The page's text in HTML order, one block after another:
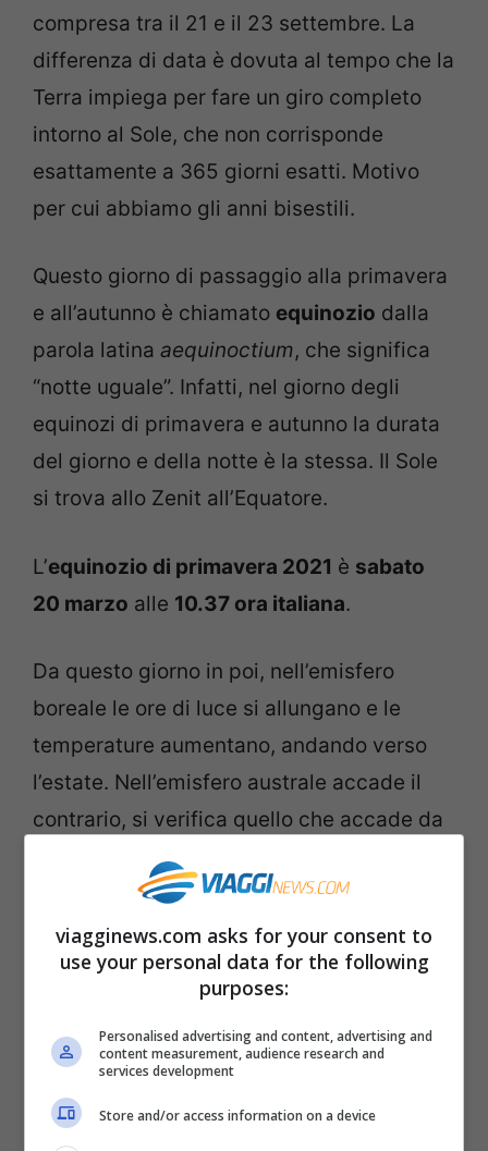
compresa tra il 21 e il 23 settembre. La
differenza di data è dovuta al tempo che la
Terra impiega per fare un giro completo
intorno al Sole, che non corrisponde
esattamente a 365 giorni esatti. Motivo
per cui abbiamo gli anni bisestili.
Questo giorno di passaggio alla primavera
e all’autunno è chiamato equinozio dalla
parola latina aequinoctium, che significa
“notte uguale”. Infatti, nel giorno degli
equinozi di primavera e autunno la durata
del giorno e della notte è la stessa. Il Sole
si trova allo Zenit all’Equatore.
L’equinozio di primavera 2021 è sabato
20 marzo alle 10.37 ora italiana.
Da questo giorno in poi, nell’emisfero
boreale le ore di luce si allungano e le
temperature aumentano, andando verso
l’estate. Nell’emisfero australe accade il
contrario, si verifica quello che accade da
noi con l’equinozio di autunno.
viagginews.com asks for your consent to
use your personal data for the following
purposes:
Personalised advertising and content, advertising and
content measurement, audience research and
services development
Store and/or access information on a device